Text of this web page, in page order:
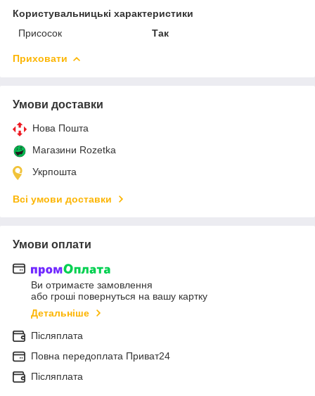
Користувальницькі характеристики
Присосок
Так
Приховати
Умови доставки
Нова Пошта
Магазини Rozetka
Укрпошта
Всі умови доставки
Умови оплати
Ви отримаєте замовлення
або гроші повернуться на вашу картку
Детальніше
Післяплата
Повна передоплата Приват24
Післяплата